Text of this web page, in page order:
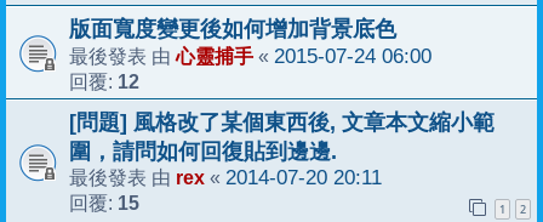
版面寬度變更後如何增加背景底色
最後發表 由心靈捕手 « 2015-07-24 06:00
回覆: 12
[問題] 風格改了某個東西後, 文章本文縮小範
圍，請問如何回復貼到邊邊.
最後發表 由 rex « 2014-07-20 20:11
回覆: 15 1 2